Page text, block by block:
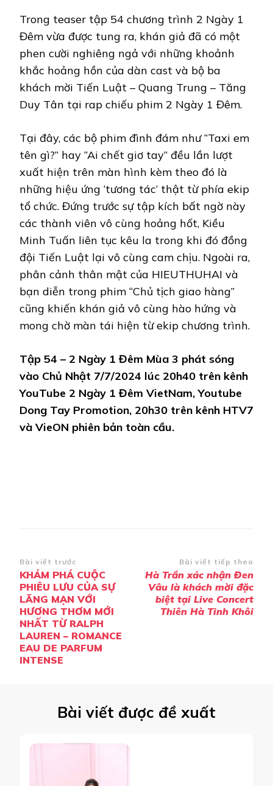
Trong teaser tập 54 chương trình 2 Ngày 1
Đêm vừa được tung ra, khán giả đã có một
phen cười nghiêng ngả với những khoảnh
khắc hoảng hồn của dàn cast và bộ ba
khách mời Tiến Luật – Quang Trung – Tăng
Duy Tân tại rap chiếu phim 2 Ngày 1 Đêm.
Tại đây, các bộ phim đình đám như “Taxi em
tên gì?” hay “Ai chết giơ tay” đều lần lượt
xuất hiện trên màn hình kèm theo đó là
những hiệu ứng ‘tương tác’ thật từ phía ekip
tổ chức. Đứng trước sự tập kích bất ngờ này
các thành viên vô cùng hoảng hốt, Kiều
Minh Tuấn liên tục kêu la trong khi đó đồng
đội Tiến Luật lại vô cùng cam chịu. Ngoài ra,
phân cảnh thân mật của HIEUTHUHAI và
bạn diễn trong phim “Chủ tịch giao hàng”
cũng khiến khán giả vô cùng hào hứng và
mong chờ màn tái hiện từ ekip chương trình.
Tập 54 – 2 Ngày 1 Đêm Mùa 3 phát sóng
vào Chủ Nhật 7/7/2024 lúc 20h40 trên kênh
YouTube 2 Ngày 1 Đêm VietNam, Youtube
Dong Tay Promotion, 20h30 trên kênh HTV7
và VieON phiên bản toàn cầu.
Điều
hướng
bài
viết
Bài viết trước
KHÁM PHÁ CUỘC
PHIÊU LƯU CỦA SỰ
LÃNG MẠN VỚI
HƯƠNG THƠM MỚI
NHẤT TỪ RALPH
LAUREN – ROMANCE
EAU DE PARFUM
INTENSE
Bài viết tiếp theo
Hà Trần xác nhận Đen
Vâu là khách mời đặc
biệt tại Live Concert
Thiên Hà Tinh Khôi
Bài viết được đề xuất